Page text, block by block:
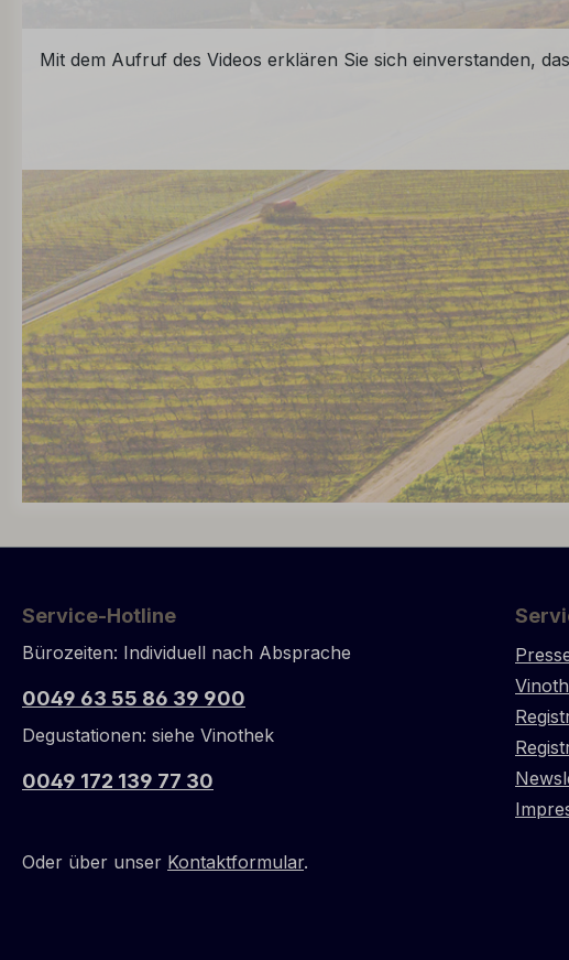
Mit dem Aufruf des Videos erklären Sie sich einverstanden,
Service-Hotline
Bürozeiten: Individuell nach Absprache
0049 63 55 86 39 900
Degustationen: siehe Vinothek
0049 172 139 77 30
Oder über unser Kontaktformular.